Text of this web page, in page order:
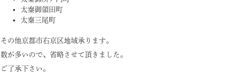
太秦御領田町
太秦三尾町
その他京都市右京区地域承ります。
数が多いので、省略させて頂きました。
ご了承下さい。